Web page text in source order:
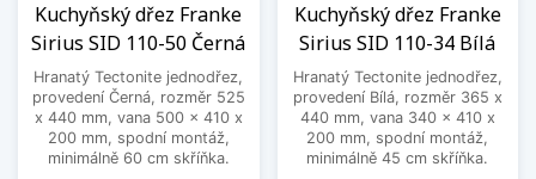
Kuchyňský dřez Franke
Sirius SID 110-50 Černá
Hranatý Tectonite jednodřez,
provedení Černá, rozměr 525
x 440 mm, vana 500 x 410 x
200 mm, spodní montáž,
minimálně 60 cm skříňka.
Kuchyňský dřez Franke
Sirius SID 110-34 Bílá
Hranatý Tectonite jednodřez,
provedení Bílá, rozměr 365 x
440 mm, vana 340 x 410 x
200 mm, spodní montáž,
minimálně 45 cm skříňka.